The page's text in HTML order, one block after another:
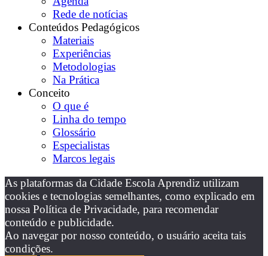
Rede de notícias
Conteúdos Pedagógicos
Materiais
Experiências
Metodologias
Na Prática
Conceito
O que é
Linha do tempo
Glossário
Especialistas
Marcos legais
As plataformas da Cidade Escola Aprendiz utilizam
cookies e tecnologias semelhantes, como explicado em
nossa Política de Privacidade, para recomendar
conteúdo e publicidade.
Ao navegar por nosso conteúdo, o usuário aceita tais
condições.